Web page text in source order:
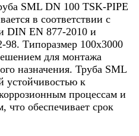
SML DN 100 TSK-PIPE
в соответствии с
DIN EN 877-2010 и
Типоразмер 100х3000
для монтажа
назначения. Труба SML
устойчивостью к
процессам и
что обеспечивает срок